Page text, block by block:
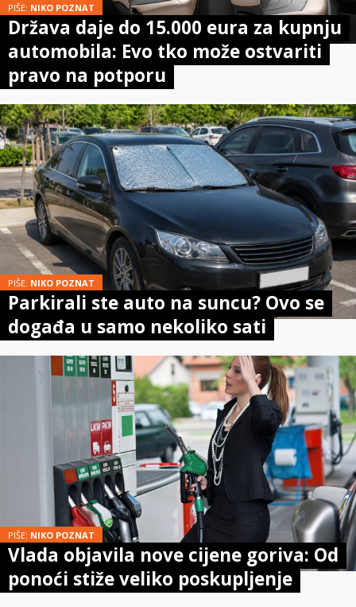
PIŠE: NIKO POZNAT
Država daje do 15.000 eura za kupnju
automobila: Evo tko može ostvariti
pravo na potporu
PIŠE: NIKO POZNAT
Parkirali ste auto na suncu? Ovo se
događa u samo nekoliko sati
PIŠE: NIKO POZNAT
Vlada objavila nove cijene goriva: Od
ponoći stiže veliko poskupljenje